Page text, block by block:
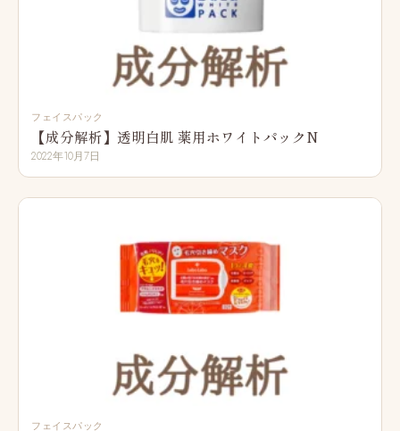
フェイスパック
【成分解析】透明白肌 薬用ホワイトパックN
2022年10月7日
フェイスパック